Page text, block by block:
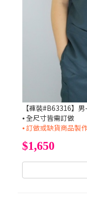
【褲裝#B63316】
⦁ 全尺寸皆需訂做
⦁ 訂做或缺貨商品製作時間
$1,650